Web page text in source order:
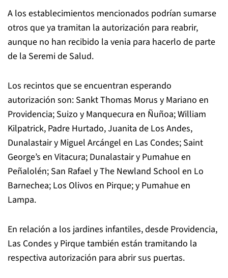
A los establecimientos mencionados podrían sumarse
otros que ya tramitan la autorización para reabrir,
aunque no han recibido la venia para hacerlo de parte
de la Seremi de Salud.
Los recintos que se encuentran esperando
autorización son: Sankt Thomas Morus y Mariano en
Providencia; Suizo y Manquecura en Ñuñoa; William
Kilpatrick, Padre Hurtado, Juanita de Los Andes,
Dunalastair y Miguel Arcángel en Las Condes; Saint
George’s en Vitacura; Dunalastair y Pumahue en
Peñalolén; San Rafael y The Newland School en Lo
Barnechea; Los Olivos en Pirque; y Pumahue en
Lampa.
En relación a los jardines infantiles, desde Providencia,
Las Condes y Pirque también están tramitando la
respectiva autorización para abrir sus puertas.